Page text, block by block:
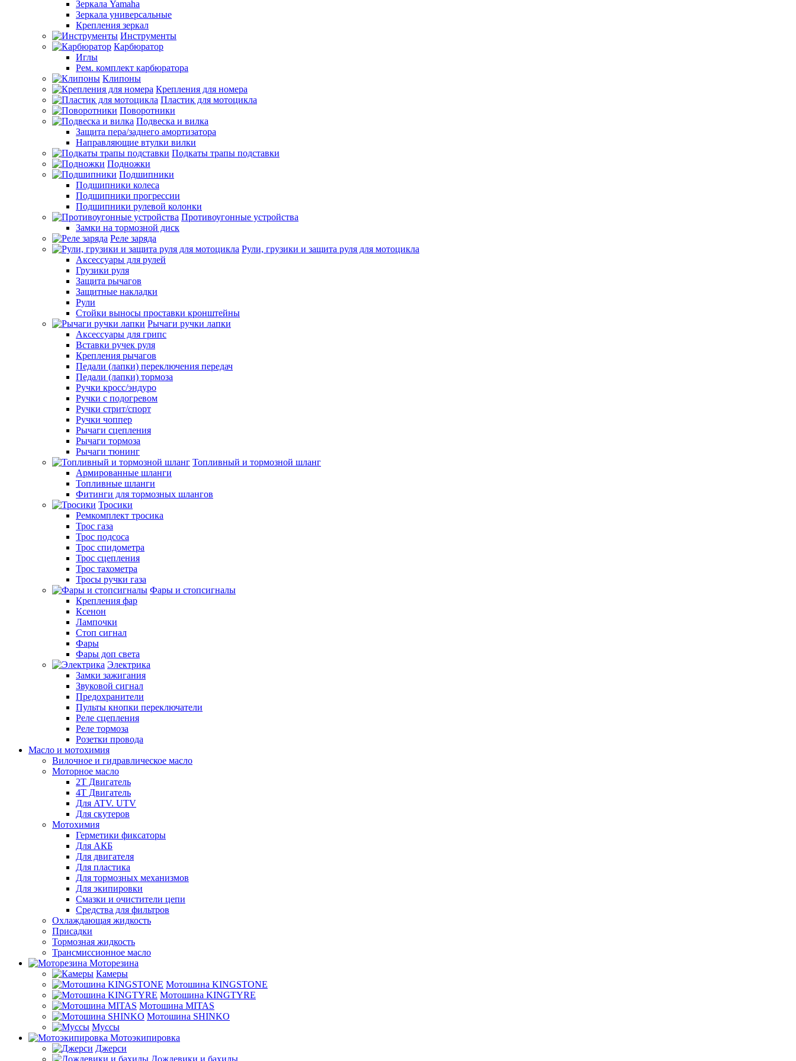
Зеркала Yamaha
Зеркала универсальные
Крепления зеркал
Инструменты
Карбюратор
Иглы
Рем. комплект карбюратора
Клипоны
Крепления для номера
Пластик для мотоцикла
Поворотники
Подвеска и вилка
Защита пера/заднего амортизатора
Направляющие втулки вилки
Подкаты трапы подставки
Подножки
Подшипники
Подшипники колеса
Подшипники прогрессии
Подшипники рулевой колонки
Противоугонные устройства
Замки на тормозной диск
Реле заряда
Рули, грузики и защита руля для мотоцикла
Аксессуары для рулей
Грузики руля
Защита рычагов
Защитные накладки
Рули
Стойки выносы проставки кронштейны
Рычаги ручки лапки
Аксессуары для грипс
Вставки ручек руля
Крепления рычагов
Педали (лапки) переключения передач
Педали (лапки) тормоза
Ручки кросс/эндуро
Ручки с подогревом
Ручки стрит/спорт
Ручки чоппер
Рычаги сцепления
Рычаги тормоза
Рычаги тюнинг
Топливный и тормозной шланг
Армированные шланги
Топливные шланги
Фитинги для тормозных шлангов
Тросики
Ремкомплект тросика
Трос газа
Трос подсоса
Трос спидометра
Трос сцепления
Трос тахометра
Тросы ручки газа
Фары и стопсигналы
Крепления фар
Ксенон
Лампочки
Стоп сигнал
Фары
Фары доп света
Электрика
Замки зажигания
Звуковой сигнал
Предохранители
Пульты кнопки переключатели
Реле сцепления
Реле тормоза
Розетки провода
Масло и мотохимия
Вилочное и гидравлическое масло
Моторное масло
2Т Двигатель
4Т Двигатель
Для ATV. UTV
Для скутеров
Мотохимия
Герметики фиксаторы
Для АКБ
Для двигателя
Для пластика
Для тормозных механизмов
Для экипировки
Смазки и очистители цепи
Средства для фильтров
Охлаждающая жидкость
Присадки
Тормозная жидкость
Трансмиссионное масло
Моторезина
Камеры
Мотошина KINGSTONE
Мотошина KINGTYRE
Мотошина MITAS
Мотошина SHINKO
Муссы
Мотоэкипировка
Джерси
Дождевики и бахилы